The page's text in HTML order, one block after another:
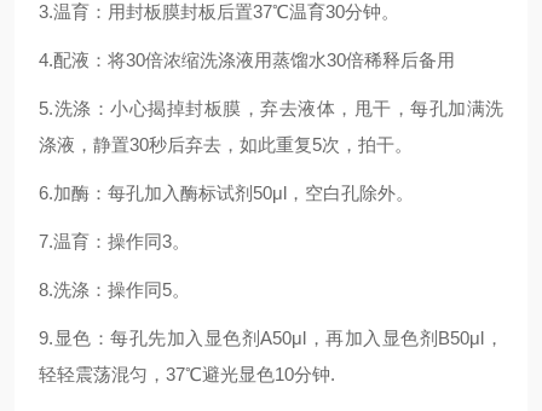
3.温育：用封板膜封板后置37℃温育30分钟。
4.配液：将30倍浓缩洗涤液用蒸馏水30倍稀释后备用
5.洗涤：小心揭掉封板膜，弃去液体，甩干，每孔加满洗
涤液，静置30秒后弃去，如此重复5次，拍干。
6.加酶：每孔加入酶标试剂50μl，空白孔除外。
7.温育：操作同3。
8.洗涤：操作同5。
9.显色：每孔先加入显色剂A50μl，再加入显色剂B50μl，
轻轻震荡混匀，37℃避光显色10分钟.